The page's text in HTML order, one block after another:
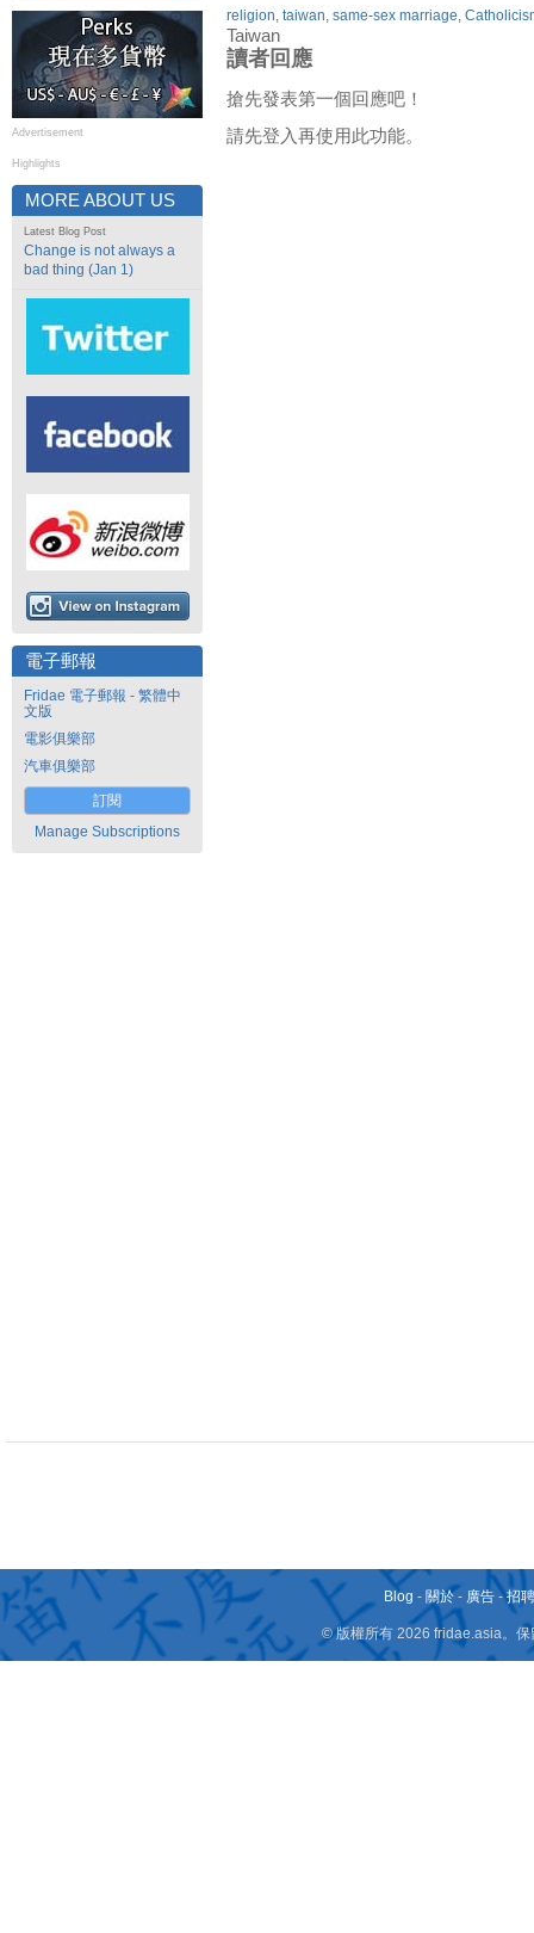
Advertisement
Highlights
MORE ABOUT US
Latest Blog Post
Change is not always a
bad thing (Jan 1)
電子郵報
Fridae 電子郵報 - 繁體中
文版
電影俱樂部
汽車俱樂部
訂閱
Manage Subscriptions
religion, taiwan, same-sex marriage,
Taiwan
讀者回應
搶先發表第一個回應吧！
請先登入再使用此功能。
Blog - 關於 - 廣告 -招
© 版權所有 2026 fridae.asia。